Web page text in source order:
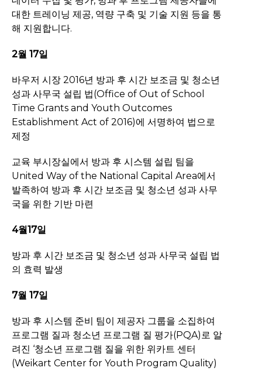
대한 트레이닝 제공, 역량 구축 및 기술 지원 등을 통
해 지원합니다.
2월 17일
바우저 시장 2016년 방과 후 시간 보조금 및 청소년
성과 사무국 설립 법(Office of Out of School
Time Grants and Youth Outcomes
Establishment Act of 2016)에 서명하여 법으로
제정
교육 부시장실에서 방과 후 시스템 설립 팀을
United Way of the National Capital Area에서
발족하여 방과 후 시간 보조금 및 청소년 성과 사무
국을 위한 기반 마련
4월17일
방과 후 시간 보조금 및 청소년 성과 사무국 설립 법
의 효력 발생
7월 17일
방과 후 시스템 준비 팀이 제공자 그룹을 소집하여
프로그램 질과 청소년 프로그램 질 평가(PQA)로 알
려진 ‘청소년 프로그램 질을 위한 위카트 센터
(Weikart Center for Youth Program Quality)